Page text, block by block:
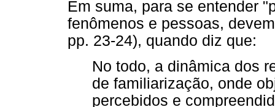
Em suma, para se entender
fenômenos e pessoas,
pp. 23-24), quando diz que:
No todo, a dinâmica dos
de familiarização, onde
percebidos e